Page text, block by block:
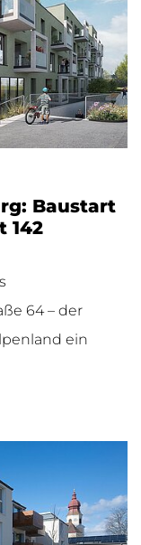
Baustart
142
64 – der
ein